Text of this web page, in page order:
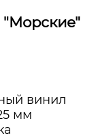
"Морские"
винил
мм